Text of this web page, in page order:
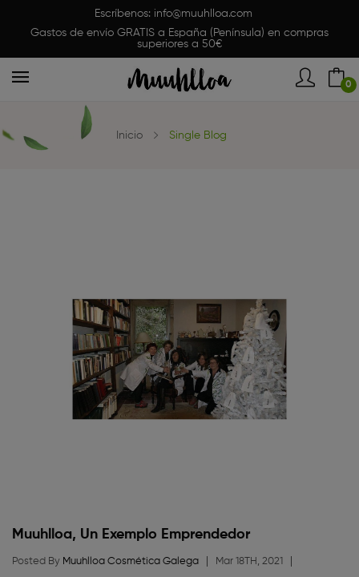
Escríbenos: info@muuhlloa.com
Gastos de envío GRATIS a España (Península) en compras
superiores a 50€
0
Inicio Single Blog
Muuhlloa, Un Exemplo Emprendedor
Posted By Muuhlloa Cosmética Galega Mar 18TH, 2021